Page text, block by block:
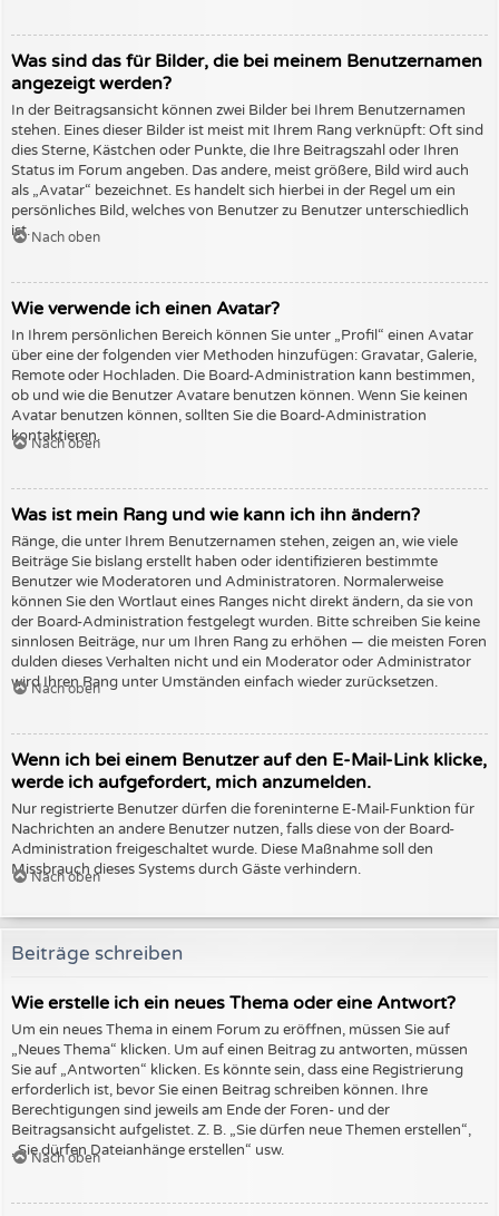
Was sind das für Bilder, die bei meinem Benutzernamen
angezeigt werden?
In der Beitragsansicht können zwei Bilder bei Ihrem Benutzernamen
stehen. Eines dieser Bilder ist meist mit Ihrem Rang verknüpft: Oft sind
dies Sterne, Kästchen oder Punkte, die Ihre Beitragszahl oder Ihren
Status im Forum angeben. Das andere, meist größere, Bild wird auch
als „Avatar“ bezeichnet. Es handelt sich hierbei in der Regel um ein
persönliches Bild, welches von Benutzer zu Benutzer unterschiedlich
ist.Nach oben
Wie verwende ich einen Avatar?
In Ihrem persönlichen Bereich können Sie unter „Profil“ einen Avatar
über eine der folgenden vier Methoden hinzufügen: Gravatar, Galerie,
Remote oder Hochladen. Die Board-Administration kann bestimmen,
ob und wie die Benutzer Avatare benutzen können. Wenn Sie keinen
Avatar benutzen können, sollten Sie die Board-Administration
kontaktieren.
Nach oben
Was ist mein Rang und wie kann ich ihn ändern?
Ränge, die unter Ihrem Benutzernamen stehen, zeigen an, wie viele
Beiträge Sie bislang erstellt haben oder identifizieren bestimmte
Benutzer wie Moderatoren und Administratoren. Normalerweise
können Sie den Wortlaut eines Ranges nicht direkt ändern, da sie von
der Board-Administration festgelegt wurden. Bitte schreiben Sie keine
sinnlosen Beiträge, nur um Ihren Rang zu erhöhen — die meisten Foren
dulden dieses Verhalten nicht und ein Moderator oder Administrator
wird Ihren Rang unter Umständen einfach wieder zurücksetzen.
Nach oben
Wenn ich bei einem Benutzer auf den E-Mail-Link klicke,
werde ich aufgefordert, mich anzumelden.
Nur registrierte Benutzer dürfen die foreninterne E-Mail-Funktion für
Nachrichten an andere Benutzer nutzen, falls diese von der Board-
Administration freigeschaltet wurde. Diese Maßnahme soll den
Missbrauch dieses Systems durch Gäste verhindern.
Nach oben
Beiträge schreiben
Wie erstelle ich ein neues Thema oder eine Antwort?
Um ein neues Thema in einem Forum zu eröffnen, müssen Sie auf
„Neues Thema“ klicken. Um auf einen Beitrag zu antworten, müssen
Sie auf „Antworten“ klicken. Es könnte sein, dass eine Registrierung
erforderlich ist, bevor Sie einen Beitrag schreiben können. Ihre
Berechtigungen sind jeweils am Ende der Foren- und der
Beitragsansicht aufgelistet. Z. B. „Sie dürfen neue Themen erstellen“,
„Sie dürfen Dateianhänge erstellen“ usw.
Nach oben